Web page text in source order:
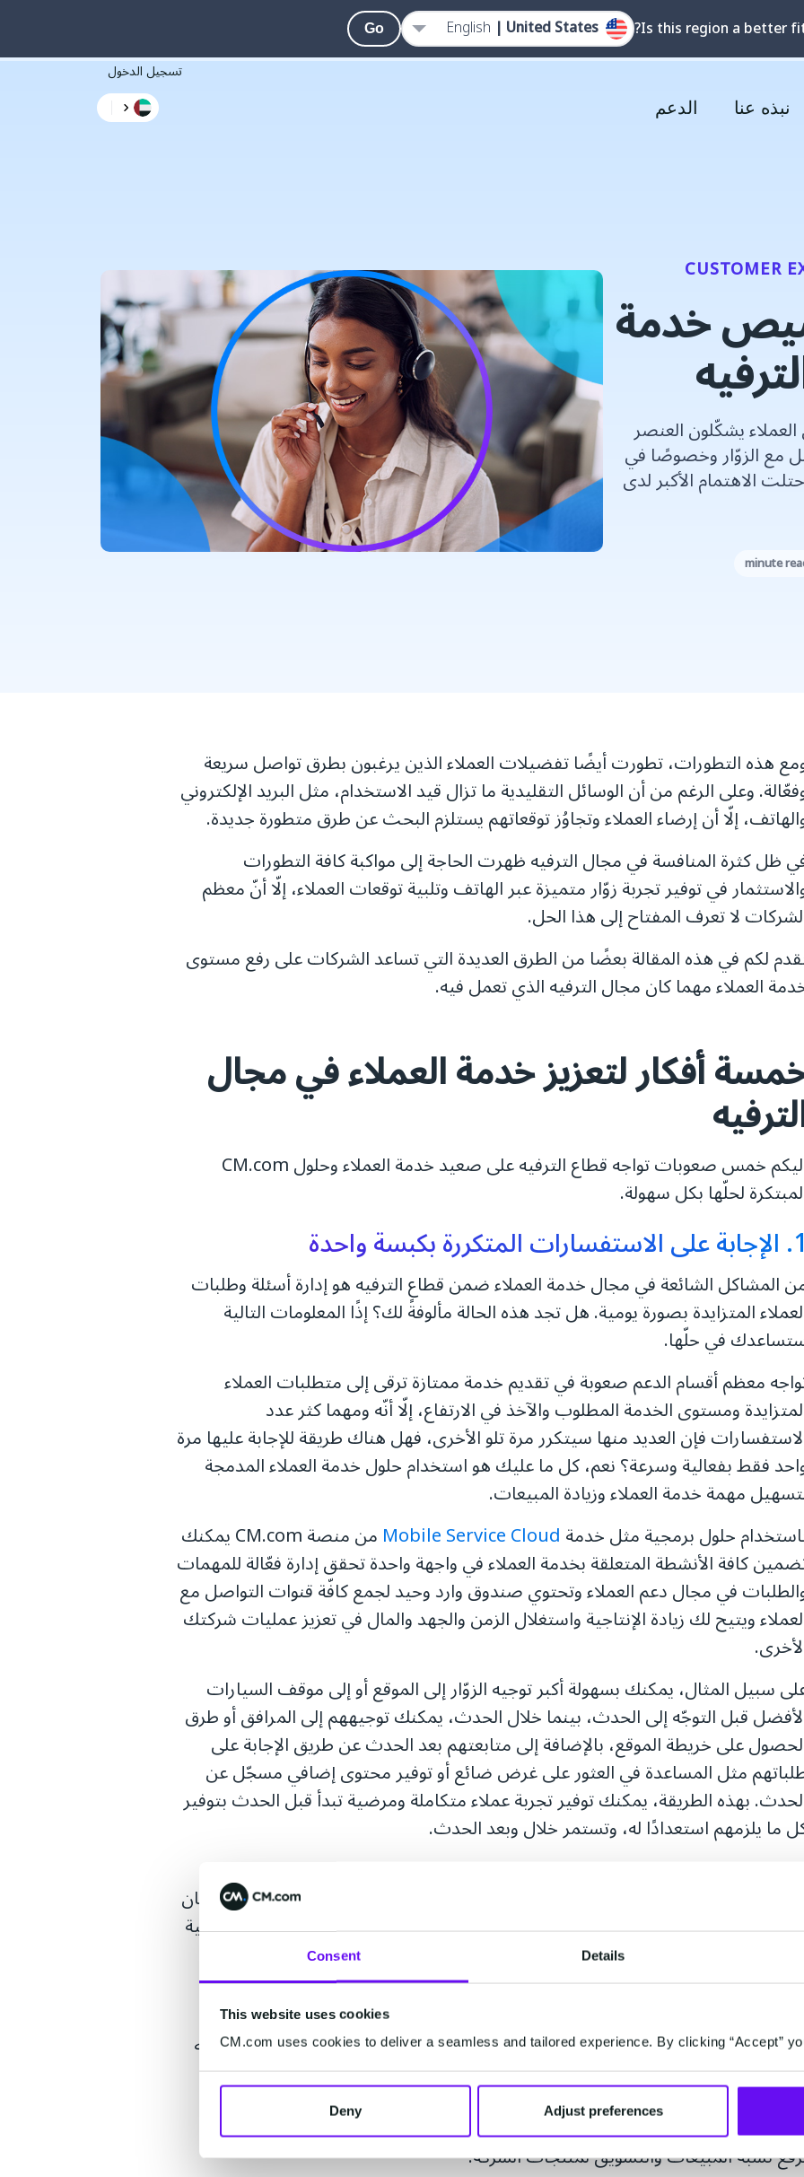
Consent Details
This website uses cookies
CM.com uses cookies to deliver a seamless and tailored experience. By clicking “Accept”
Deny Adjust preferences
تسجيل الدخول
نبذه عنا الدعم
CUSTOMER
خدمة
يشكّلون العنصر
مع الزوّار وخصوصًا في
الاهتمام الأكبر لدى
هذه التطورات، تطورت أيضًا تفضيلات العملاء الذين يرغبون بطرق تواصل سريعة
وعلى الرغم من أن الوسائل التقليدية ما تزال قيد الاستخدام، مثل البريد الإلكتروني
إلّا أن إرضاء العملاء وتجاوُز توقعاتهم يستلزم البحث عن طرق متطورة جديدة.
ظل كثرة المنافسة في مجال الترفيه ظهرت الحاجة إلى مواكبة كافة التطورات
في توفير تجربة زوّار متميزة عبر الهاتف وتلبية توقعات العملاء، إلّا أنّ معظم
لا تعرف المفتاح إلى هذا الحل.
لكم في هذه المقالة بعضًا من الطرق العديدة التي تساعد الشركات على رفع مستوى
العملاء مهما كان مجال الترفيه الذي تعمل فيه.
أفكار لتعزيز خدمة العملاء في مجال
إليكم خمس صعوبات تواجه قطاع الترفيه على صعيد خدمة العملاء وحلول CM.com
لحلّها بكل سهولة.
1. الإجابة على الاستفسارات المتكررة بكبسة واحدة
المشاكل الشائعة في مجال خدمة العملاء ضمن قطاع الترفيه هو إدارة أسئلة وطلبات
المتزايدة بصورة يومية. هل تجد هذه الحالة مألوفةً لك؟ إذًا المعلومات التالية
في حلّها.
معظم أقسام الدعم صعوبة في تقديم خدمة ممتازة ترقى إلى متطلبات العملاء
ومستوى الخدمة المطلوب والآخذ في الارتفاع، إلّا أنّه ومهما كثر عدد
فإن العديد منها سيتكرر مرة تلو الأخرى، فهل هناك طريقة للإجابة عليها مرة
فقط بفعالية وسرعة؟ نعم، كل ما عليك هو استخدام حلول خدمة العملاء المدمجة
مهمة خدمة العملاء وزيادة المبيعات.
حلول برمجية مثل خدمةMobile Service Cloud من منصة CM.com يمكنك
كافة الأنشطة المتعلقة بخدمة العملاء في واجهة واحدة تحقق إدارة فعّالة للمهمات
في مجال دعم العملاء وتحتوي صندوق وارد وحيد لجمع كافّة قنوات التواصل مع
ويتيح لك زيادة الإنتاجية واستغلال الزمن والجهد والمال في تعزيز عمليات شركتك
سبيل المثال، يمكنك بسهولة أكبر توجيه الزوّار إلى الموقع أو إلى موقف السيارات
قبل التوجّه إلى الحدث، بينما خلال الحدث، يمكنك توجيههم إلى المرافق أو طرق
على خريطة الموقع، بالإضافة إلى متابعتهم بعد الحدث عن طريق الإجابة على
مثل المساعدة في العثور على غرض ضائع أو توفير محتوى إضافي مسجّل عن
بهذه الطريقة، يمكنك توفير تجربة عملاء متكاملة ومرضية تبدأ قبل الحدث بتوفير
ما يلزمهم استعدادًا له، وتستمر خلال وبعد الحدث.
التجربة الفريدة التي يأمل العملاء بالحصول عليها وتشعرهم أنهم أنفقوا أموالهم في المكان
لذا سبيلك للتميز في قطاع قائم على المنافسة هو التميّز في أعين العملاء وتلبية
قسم خدمة العملاء بكونه مركزًا للإجابة على طلبات وأسئلة العملاء ونظرًا لأهميته
سبيل إرضاء العملاء وضمان ولائهم فهو يستهلك الكثير من موارد الشركة لتعزيز
مستواه وفعاليته. فهل هناك سبيل لتحقيق الأرباح من قسم خدمة العملاء؟ وهل يمكن
قادرًا على الاستقلال من ناحية الموارد؟ بالطبع! حوّل مركز خدمة العملاء إلى مركز
نسبة المبيعات والتسويق لمنتجات الشركة.
Is this region a better
United States |
English
Go